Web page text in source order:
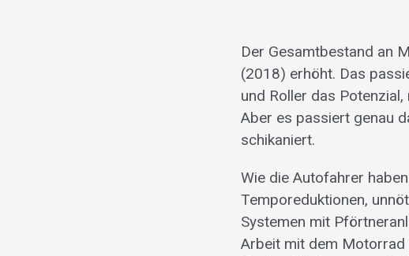
Der Gesamtbestand an
(2018) erhöht. Das
und Roller das
Aber es passiert genau
schikaniert.
Wie die Autofahrer
Temporeduktionen,
Systemen mit
Arbeit mit dem Motorrad